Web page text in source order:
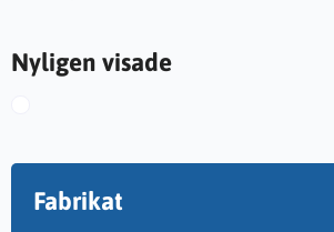
Nyligen visade
Fabrikat